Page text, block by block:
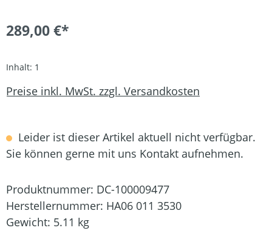
289,00 €*
Inhalt: 1
Preise inkl. MwSt. zzgl. Versandkosten
Leider ist dieser Artikel aktuell nicht verfügbar.
Sie können gerne mit uns Kontakt aufnehmen.
Produktnummer: DC-100009477
Herstellernummer: HA06 011 3530
Gewicht: 5.11 kg